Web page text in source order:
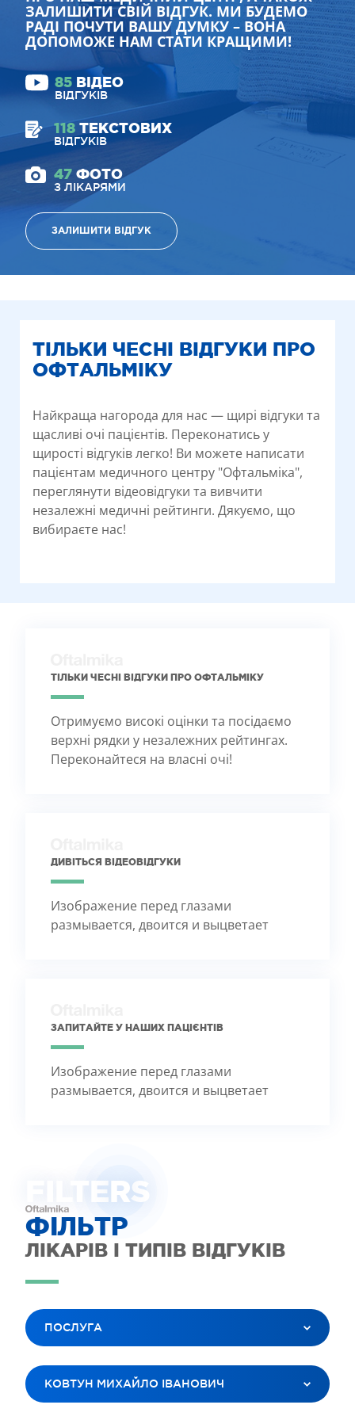
ЗАЛИШИТИ СВІЙ ВІДГУК. МИ БУДЕМО
РАДІ ПОЧУТИ ВАШУ ДУМКУ – ВОНА
ДОПОМОЖЕ НАМ СТАТИ КРАЩИМИ!
85 ВІДЕО
ВІДГУКІВ
118 ТЕКСТОВИХ
ВІДГУКІВ
47 ФОТО
З ЛІКАРЯМИ
ЗАЛИШИТИ ВІДГУК
ТІЛЬКИ ЧЕСНІ ВІДГУКИ ПРО
ОФТАЛЬМІКУ
Найкраща нагорода для нас — щирі відгуки та
щасливі очі пацієнтів. Переконатись у
щирості відгуків легко! Ви можете написати
пацієнтам медичного центру "Офтальміка",
переглянути відеовідгуки та вивчити
незалежні медичні рейтинги. Дякуємо, що
вибираєте нас!
ТІЛЬКИ ЧЕСНІ ВІДГУКИ ПРО ОФТАЛЬМІКУ
Отримуємо високі оцінки та посідаємо
верхні рядки у незалежних рейтингах.
Переконайтеся на власні очі!
ДИВІТЬСЯ ВІДЕОВІДГУКИ
Изображение перед глазами
размывается, двоится и выцветает
ЗАПИТАЙТЕ У НАШИХ ПАЦІЄНТІВ
Изображение перед глазами
размывается, двоится и выцветает
FILTERS
ФІЛЬТР
ЛІКАРІВ І ТИПІВ ВІДГУКІВ
ПОСЛУГА
ВСІ ПОСЛУГИ
ЛАЗЕРНА КОРЕКЦІЯ ЗОРУ
КОВТУН МИХАЙЛО ІВАНОВИЧ